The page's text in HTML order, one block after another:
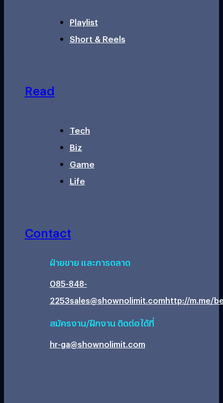
Playlist
Short & Reels
Read
Tech
Biz
Game
Life
Contact
ฝ่ายขาย และการตลาด
085-848-
2253sales@shownolimit.comhttp://m.me/
สมัครงาน/ฝึกงาน ติดต่อได้ที่
hr-ga@shownolimit.com